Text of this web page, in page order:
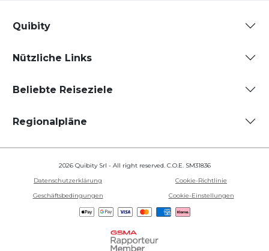
Quibity
Nützliche Links
Beliebte Reiseziele
Regionalpläne
2026 Quibity Srl - All right reserved. C.O.E. SM31836
Datenschutzerklärung
Cookie-Richtlinie
Geschäftsbedingungen
Cookie-Einstellungen